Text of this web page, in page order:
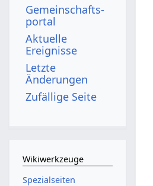
Gemeinschafts­
portal
Aktuelle
Ereignisse
Letzte
Änderungen
Zufällige Seite
Wikiwerkzeuge
Spezialseiten